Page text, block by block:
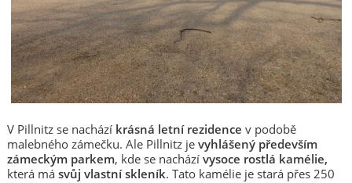
V Pillnitz se nacházíkrásná letní rezidence v podobě
malebného zámečku. Ale Pillnitz je vyhlášený především
zámeckým parkem, kde se nachází vysoce rostlá kamélie,
která má svůj vlastní skleník. Tato kamélie je stará přes 250